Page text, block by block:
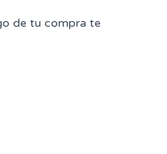
de tu compra te